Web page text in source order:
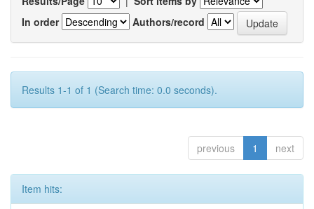
In order
Authors/record
Results 1-1 of 1 (Search time: 0.0 seconds).
previous 1 next
Item hits: